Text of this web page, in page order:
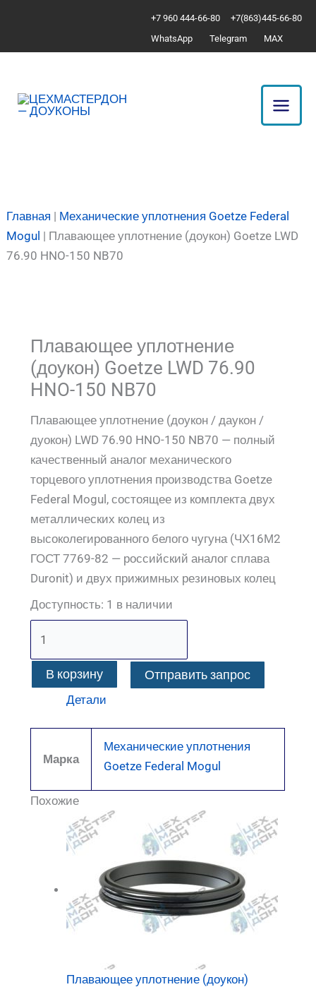
содержимому
+7 960 444-66-80
+7(863)445-66-80
WhatsApp
Telegram MAX
Главная | Механические уплотнения Goetze Federal
Mogul | Плавающее уплотнение (доукон) Goetze LWD
76.90 HNO-150 NB70
Плавающее уплотнение
(доукон) Goetze LWD 76.90
HNO-150 NB70
Плавающее уплотнение (доукон / даукон /
дуокон) LWD 76.90 HNO-150 NB70 — полный
качественный аналог механического
торцевого уплотнения производства Goetze
Federal Mogul, состоящее из комплекта двух
металлических колец из
высоколегированного белого чугуна (ЧХ16М2
ГОСТ 7769-82 — российский аналог сплава
Duronit) и двух прижимных резиновых колец
Доступность: 1 в наличии
Плавающее
Goetze
В корзину Отправить запрос
Детали
Марка
Механические уплотнения
Goetze Federal Mogul
Похожие
Плавающее уплотнение (доукон)